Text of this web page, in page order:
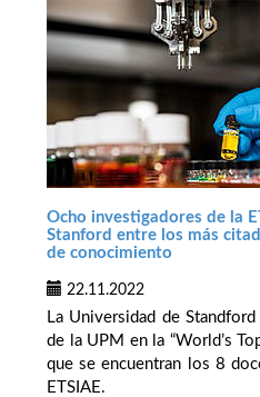
Ocho investigadores de la
Stanford entre los más
de conocimiento
22.11.2022
La Universidad de
de la UPM en la “World’s
que se encuentran los 8
ETSIAE.